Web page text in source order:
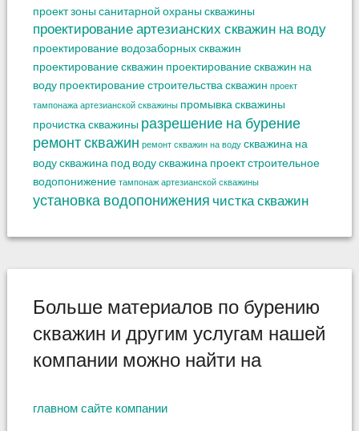
проект зоны санитарной охраны скважины
проектирование артезианских скважин на воду
проектирование водозаборных скважин
проектирование скважин проектирование скважин на
воду проектирование строительства скважин проект
тампонажа артезианской скважины промывка скважины
прочистка скважины разрешение на бурение
ремонт скважин ремонт скважин на воду скважина на
водускважина под водускважина проектстроительное
водопонижение тампонаж артезианской скважины
установка водопонижения чистка скважин
Больше материалов по бурению
скважин и другим услугам нашей
компании можно найти на
главном сайте компании